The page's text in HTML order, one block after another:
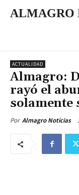
ALMAGRO
ACTUALIDAD
Almagro:
rayó el
solamente
Por Almagro Noticias